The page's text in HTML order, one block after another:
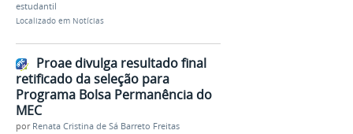
estudantil
Localizado em Notícias
Proae divulga resultado final
retificado da seleção para
Programa Bolsa Permanência do
MEC
por Renata Cristina de Sá Barreto Freitas